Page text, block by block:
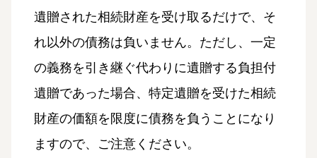
遺贈された相続財産を受け取るだけで、そ
れ以外の債務は負いません。ただし、一定
の義務を引き継ぐ代わりに遺贈する負担付
遺贈であった場合、特定遺贈を受けた相続
財産の価額を限度に債務を負うことになり
ますので、ご注意ください。